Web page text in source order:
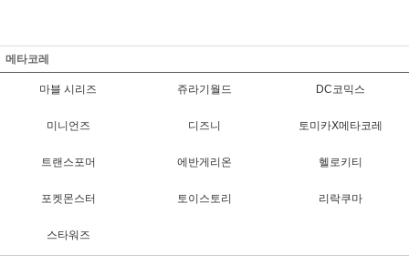
메타코레
마블 시리즈 쥬라기월드 DC코믹스
미니언즈 디즈니 토미카Ⅹ메타코레
트랜스포머 에반게리온 헬로키티
포켓몬스터 토이스토리 리락쿠마
스타워즈